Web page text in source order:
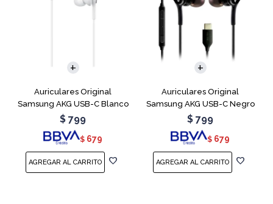
Auriculares Original
Samsung AKG USB-C Blanco
$ 799
$ 679
Auriculares Original
Samsung AKG USB-C Negro
$ 799
$ 679